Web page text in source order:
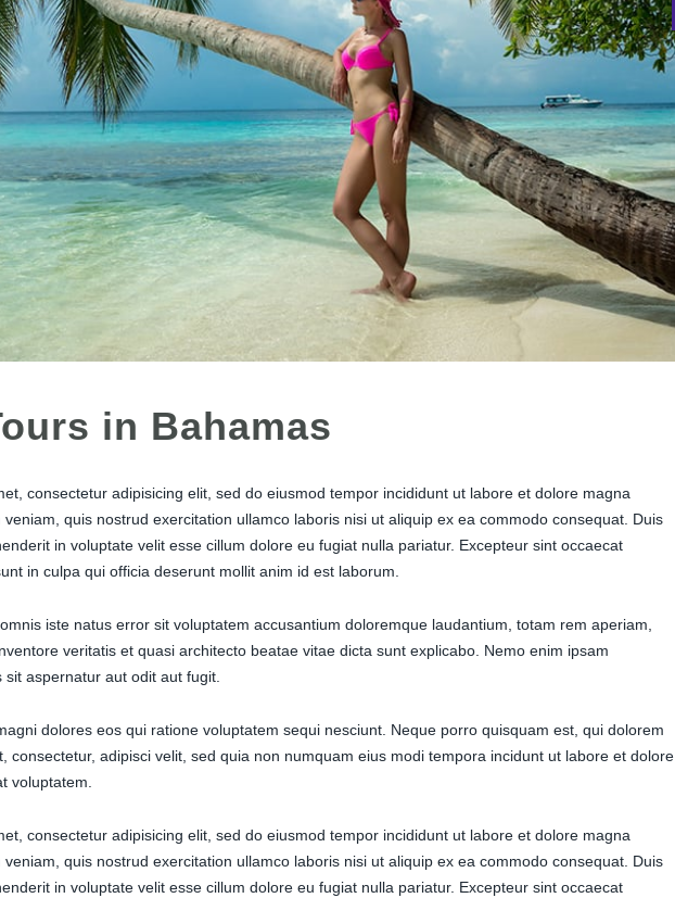
in Bahamas
consectetur adipisicing elit, sed do eiusmod tempor incididunt ut labore et dolore magna
quis nostrud exercitation ullamco laboris nisi ut aliquip ex ea commodo consequat. Duis
in voluptate velit esse cillum dolore eu fugiat nulla pariatur. Excepteur sint occaecat
in culpa qui officia deserunt mollit anim id est laborum.
iste natus error sit voluptatem accusantium doloremque laudantium, totam rem aperiam,
veritatis et quasi architecto beatae vitae dicta sunt explicabo. Nemo enim ipsam
aspernatur aut odit aut fugit.
dolores eos qui ratione voluptatem sequi nesciunt. Neque porro quisquam est, qui dolorem
consectetur, adipisci velit, sed quia non numquam eius modi tempora incidunt ut labore et dolore
voluptatem.
consectetur adipisicing elit, sed do eiusmod tempor incididunt ut labore et dolore magna
quis nostrud exercitation ullamco laboris nisi ut aliquip ex ea commodo consequat. Duis
in voluptate velit esse cillum dolore eu fugiat nulla pariatur. Excepteur sint occaecat